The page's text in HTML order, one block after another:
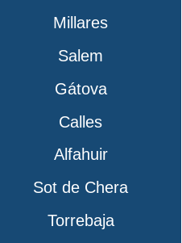
Millares
Salem
Gátova
Calles
Alfahuir
Sot de Chera
Torrebaja